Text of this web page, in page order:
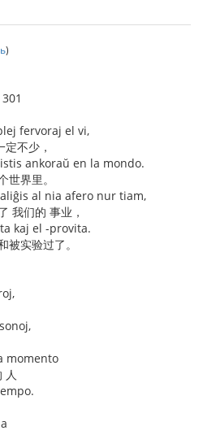
)
fervoraj el vi,
不少，
ankoraŭ en la mondo.
界里。
al nia afero nur tiam,
我们的 事业，
kaj el -provita.
实验过了。
momento
人